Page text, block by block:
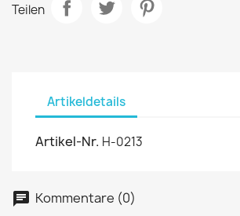
Teilen
Artikeldetails
Artikel-Nr. H-0213
Kommentare (0)